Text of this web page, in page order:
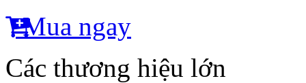
Mua ngay
Các thương hiệu lớn